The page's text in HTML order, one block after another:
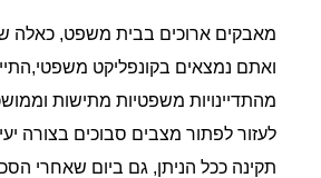
מאבקים ארוכים בבית משפט, כאלה
ואתם נמצאים בקונפליקט
מהתדיינויות משפטיות מתישות
לעזור לפתור מצבים סבוכים בצורה
תקינה ככל הניתן, גם ביום שאחרי